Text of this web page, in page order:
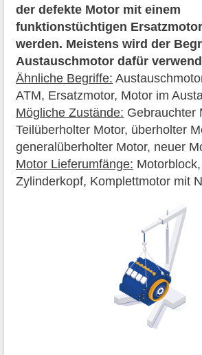
der defekte Motor mit einem
funktionstüchtigen
werden. Meistens wird der
Austauschmotor dafür
Ähnliche Begriffe:
ATM, Ersatzmotor, Motor im
Mögliche Zustände: Gebrauchter
Teilüberholter Motor, überholter
generalüberholter Motor, neuer
Motor Lieferumfänge:
Zylinderkopf, Komplettmotor mit